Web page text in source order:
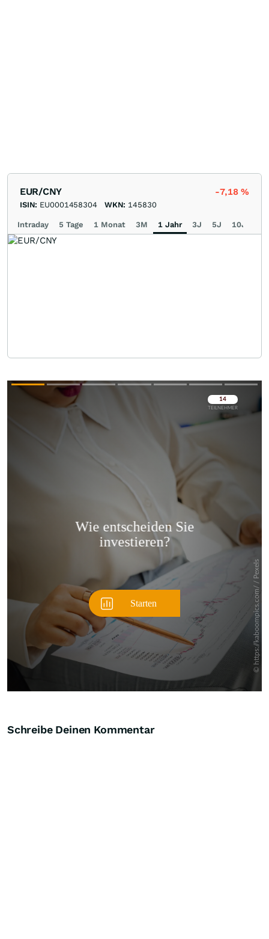
EUR/CNY -7,18%
ISIN: EU0001458304 WKN: 145830
Intraday 5 Tage 1 Monat 3M 1 Jahr 3J 5J 10J
Überspringen
Überspringen
Schreibe Deinen Kommentar